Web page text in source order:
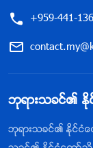
+959-441-
ဘုရားသခင္၏
ဘုရားသခင္၏ ႏိုင္ငံ